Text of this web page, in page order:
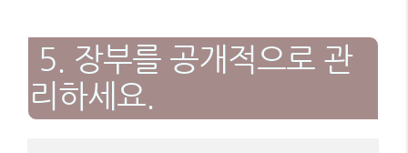
5. 장부를 공개적으로 관
리하세요.